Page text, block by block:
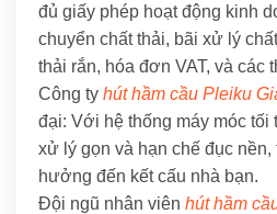
đủ giấy phép hoạt động kinh
chuyển chất thải, bãi xử lý
thải rắn, hóa đơn VAT, và các
Công ty hút hầm cầu Pleiku
đại: Với hệ thống máy móc tối
xử lý gọn và hạn chế đục
hưởng đến kết cấu nhà bạn.
Đội ngũ nhân viên hút hầm